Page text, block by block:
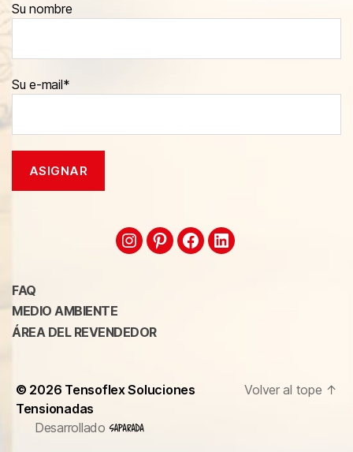
Su nombre
Su e-mail*
FAQ
MEDIO AMBIENTE
ÁREA DEL REVENDEDOR
© 2026 Tensoflex Soluciones
Tensionadas
Desarrollado
Volver al tope ↑